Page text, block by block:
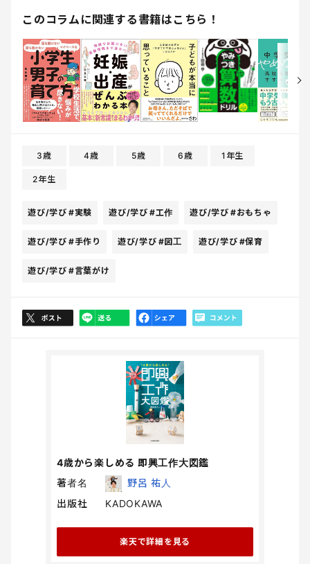
このコラムに関連する書籍はこちら！
3歳 4歳 5歳 6歳 1年生
2年生
遊び/学び #実験 遊び/学び #工作 遊び/学び #おもちゃ
遊び/学び #手作り 遊び/学び #図工 遊び/学び #保育
遊び/学び #言葉がけ
4歳から楽しめる 即興工作大図鑑
著者名
野呂 祐人
出版社
KADOKAWA
楽天で詳細を見る